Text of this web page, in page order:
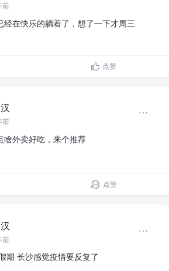
前
经在快乐的躺着了，想了一下才周三
点赞
前
啥外卖好吃，来个推荐
点赞
前
期 长沙感觉疫情要反复了